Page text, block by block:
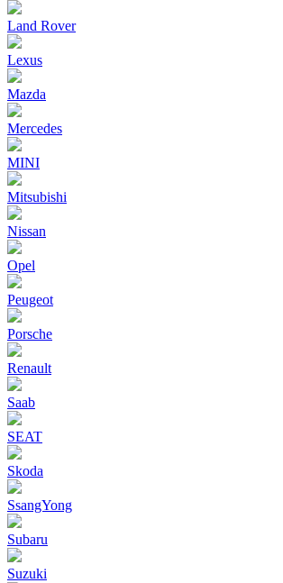
Land Rover
Lexus
Mazda
Mercedes
MINI
Mitsubishi
Nissan
Opel
Peugeot
Porsche
Renault
Saab
SEAT
Skoda
SsangYong
Subaru
Suzuki